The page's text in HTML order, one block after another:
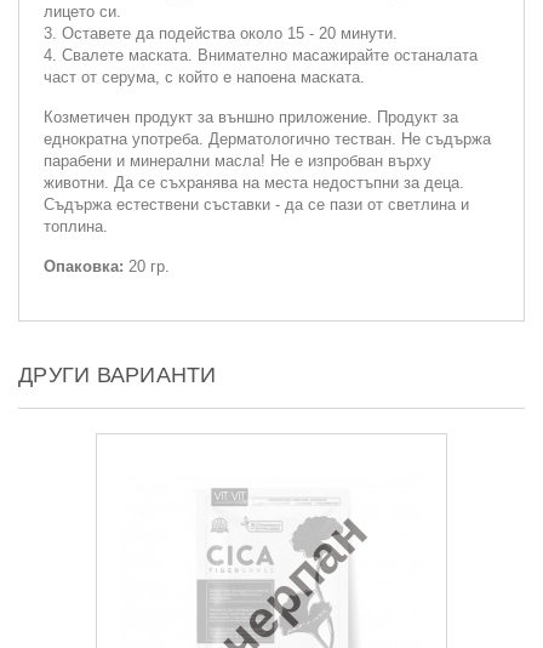
лицето си.
3. Оставете да подейства около 15 - 20 минути.
4. Свалете маската. Внимателно масажирайте останалата
част от серума, с който е напоена маската.
Козметичен продукт за външно приложение. Продукт за
еднократна употреба. Дерматологично тестван. Не съдържа
парабени и минерални масла! Не е изпробван върху
животни. Да се съхранява на места недостъпни за деца.
Съдържа естествени съставки - да се пази от светлина и
топлина.
Опаковка: 20 гр.
ДРУГИ ВАРИАНТИ